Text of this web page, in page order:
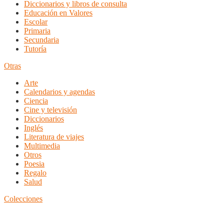
Diccionarios y libros de consulta
Educación en Valores
Escolar
Primaria
Secundaria
Tutoría
Otras
Arte
Calendarios y agendas
Ciencia
Cine y televisión
Diccionarios
Inglés
Literatura de viajes
Multimedia
Otros
Poesia
Regalo
Salud
Colecciones